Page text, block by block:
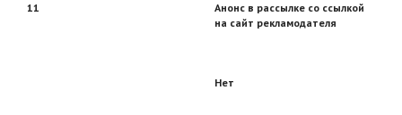
11
Анонс в рассылке со ссылкой
на сайт рекламодателя
Нет